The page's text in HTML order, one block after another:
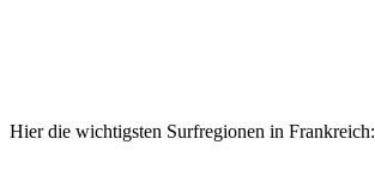
Hier die wichtigsten Surfregionen in Frankreich: